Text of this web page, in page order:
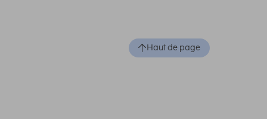
Haut de page